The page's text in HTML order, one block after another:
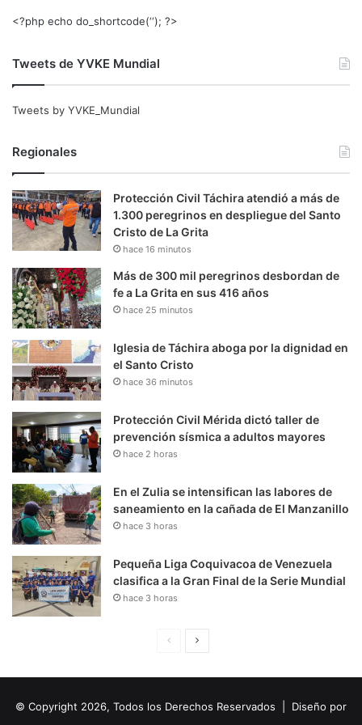
<?php echo do_shortcode(‘‘); ?>
Tweets de YVKE Mundial
Tweets by YVKE_Mundial
Regionales
Protección Civil Táchira atendió a más de
1.300 peregrinos en despliegue del Santo
Cristo de La Grita
hace 16 minutos
Más de 300 mil peregrinos desbordan de
fe a La Grita en sus 416 años
hace 25 minutos
Iglesia de Táchira aboga por la dignidad en
el Santo Cristo
hace 36 minutos
Protección Civil Mérida dictó taller de
prevención sísmica a adultos mayores
hace 2 horas
En el Zulia se intensifican las labores de
saneamiento en la cañada de El Manzanillo
hace 3 horas
Pequeña Liga Coquivacoa de Venezuela
clasifica a la Gran Final de la Serie Mundial
hace 3 horas
i
u
© Copyright 2026, Todos los Derechos Reservados | Diseño por